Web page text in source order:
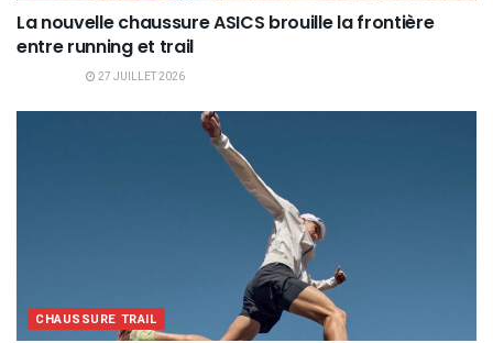
La nouvelle chaussure ASICS brouille la frontière
entre running et trail
27 JUILLET 2026
CHAUSSURE TRAIL